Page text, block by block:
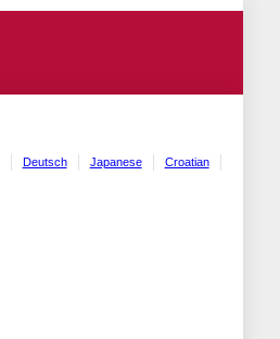
Deutsch Japanese
Croatian